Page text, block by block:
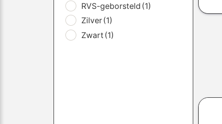
RVS-geborsteld (1)
Zilver(1)
Zwart (1)